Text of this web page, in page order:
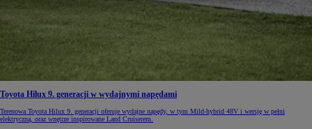
Toyota Hilux 9. generacji w wydajnymi napędami
Terenowa Toyota Hilux 9. generacji oferuje wydajne napędy, w tym Mild-hybrid 48V i wersję w pełni
elektryczną, oraz wnętrze inspirowane Land Cruiserem.